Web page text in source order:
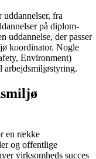
fra
på diplom-
uddannelse, der passer
koordinator. Nogle
Environment)
arbejdsmiljøstyring.
en række
og offentlige
virksomheds succes